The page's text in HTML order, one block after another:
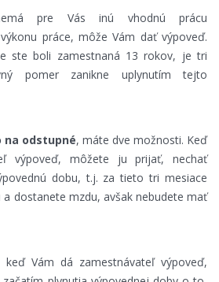
pre Vás inú vhodnú prácu
práce, môže Vám dať výpoveď.
ste boli zamestnaná 13 rokov, je tri
pomer zanikne uplynutím tejto
na odstupné, máte dve možnosti. Keď
výpoveď, môžete ju prijať, nechať
dobu, t.j. za tieto tri mesiace
dostanete mzdu, avšak nebudete mať
Vám dá zamestnávateľ výpoveď,